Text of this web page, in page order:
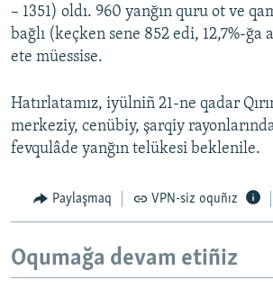
– 1351) oldı. 960 yanğın quru ot ve
bağlı (keçken sene 852 edi, 12,7%-ğa
ete müessise.
Hatırlatamız, iyülniñ 21-ne qadar
merkeziy, cenübiy, şarqiy
fevqulâde yanğın telükesi beklenile.
Paylaşmaq VPN-siz oquñız
Oqumağa devam etiñiz